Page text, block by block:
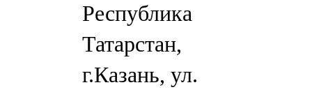
Республика
Татарстан,
г.Казань, ул.